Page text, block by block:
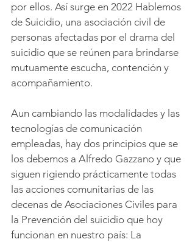
por ellos. Así surge en 2022 Hablemos
de Suicidio, una asociación civil de
personas afectadas por el drama del
suicidio que se reúnen para brindarse
mutuamente escucha, contención y
acompañamiento.
Aun cambiando las modalidades y las
tecnologías de comunicación
empleadas, hay dos principios que se
los debemos a Alfredo Gazzano y que
siguen rigiendo prácticamente todas
las acciones comunitarias de las
decenas de Asociaciones Civiles para
la Prevención del suicidio que hoy
funcionan en nuestro país: La